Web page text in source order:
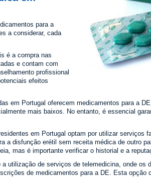
para a
a considerar, cada
é a compra nas
e contam com
profissional
efeitos
em Portugal oferecem medicamentos para a
mais baixos. No entanto, é essencial
em Portugal optam por utilizar serviços
a disfunção erétil sem receita médica de outro
mas é importante verificar o historial e a
a utilização de serviços de telemedicina, onde os
de medicamentos para a DE. Esta opção